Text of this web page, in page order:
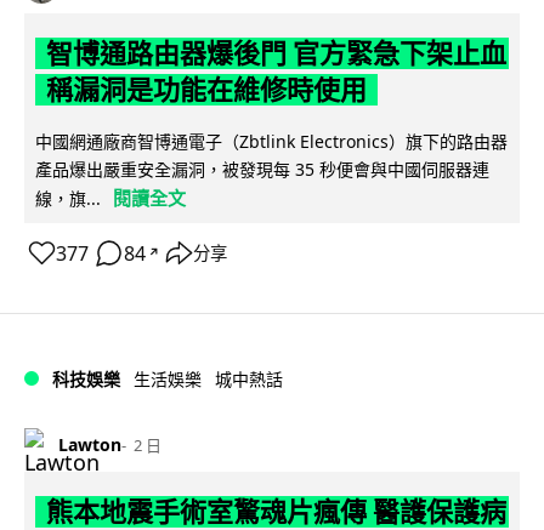
智博通路由器爆後門 官方緊急下架止血
稱漏洞是功能在維修時使用
中國網通廠商智博通電子（Zbtlink Electronics）旗下的路由器
產品爆出嚴重安全漏洞，被發現每 35 秒便會與中國伺服器連
線，旗...
閱讀全文
377 84 ↗ 分享
科技娛樂 生活娛樂 城中熱話
Lawton 2 日
熊本地震手術室驚魂片瘋傳 醫護保護病